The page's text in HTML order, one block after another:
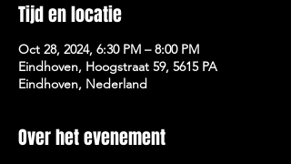
Tijd en locatie
Oct 28, 2024, 6:30 PM – 8:00 PM
Eindhoven, Hoogstraat 59, 5615 PA
Eindhoven, Nederland
Over het evenement